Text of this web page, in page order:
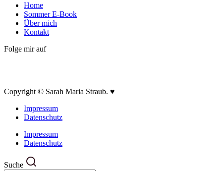
Home
Sommer E-Book
Über mich
Kontakt
Folge mir auf
Copyright © Sarah Maria Straub. ♥
Impressum
Datenschutz
Impressum
Datenschutz
Suche